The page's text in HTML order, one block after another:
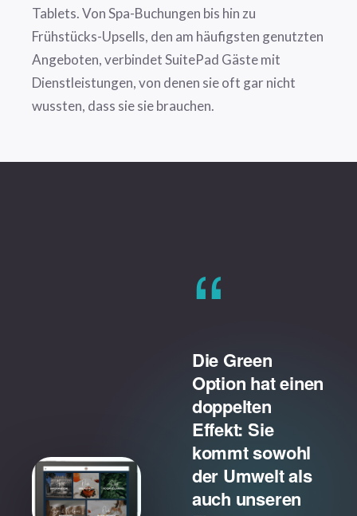
Tablets. Von Spa-Buchungen bis hin zu
Frühstücks-Upsells, den am häufigsten genutzten
Angeboten, verbindet SuitePad Gäste mit
Dienstleistungen, von denen sie oft gar nicht
wussten, dass sie sie brauchen.
“
Die Green
Option hat einen
doppelten
Effekt: Sie
kommt sowohl
der Umwelt als
auch unseren